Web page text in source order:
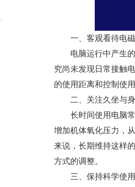
一、客观看待电磁
电脑运行中产生的
究尚未发现日常接触
的使用距离和控制使
二、关注久坐与身
长时间使用电脑常
增加机体氧化压力，
来说，长期维持这样
方式的调整。
三、保持科学使用